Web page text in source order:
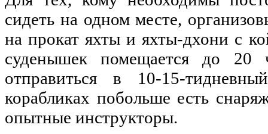
сидеть на одном месте,
на прокат яхты и яхты-дхони с
суденышек помещается до 20
отправиться в 10-15-
корабликах побольше есть
опытные инструкторы.